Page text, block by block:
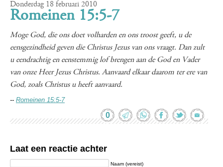
Donderdag 18 februari 2010
Romeinen 15:5-7
Moge God, die ons doet volharden en ons troost geeft, u de
eensgezindheid geven die Christus Jezus van ons vraagt. Dan zult
u eendrachtig en eenstemmig lof brengen aan de God en Vader
van onze Heer Jezus Christus. Aanvaard elkaar daarom ter ere van
God, zoals Christus u heeft aanvaard.
-- Romeinen 15:5-7
0
Laat een reactie achter
Naam (vereist)